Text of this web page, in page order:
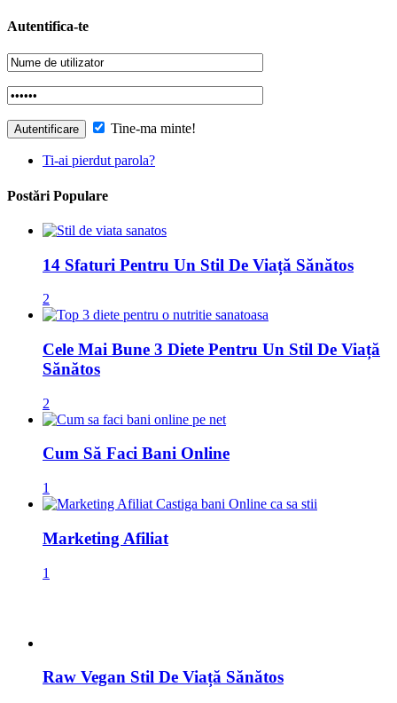
Autentifica-te
Tine-ma minte!
Ti-ai pierdut parola?
Postări Populare
14 Sfaturi Pentru Un Stil De Viață Sănătos
2
Cele Mai Bune 3 Diete Pentru Un Stil De Viață
Sănătos
2
Cum Să Faci Bani Online
1
Marketing Afiliat
1
Raw Vegan Stil De Viață Sănătos